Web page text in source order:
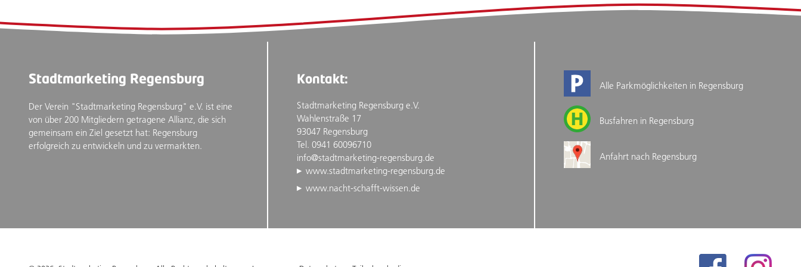
Stadtmarketing Regensburg
Der Verein "Stadtmarketing Regensburg" e.V. ist eine
von über 200 Mitgliedern getragene Allianz, die sich
gemeinsam ein Ziel gesetzt hat: Regensburg
erfolgreich zu entwickeln und zu vermarkten.
Kontakt:
Stadtmarketing Regensburg e.V.
Wahlenstraße 17
93047 Regensburg
Tel. 0941 60096710
info@stadtmarketing-regensburg.de
www.stadtmarketing-regensburg.de
www.nacht-schafft-wissen.de
Alle Parkmöglichkeiten in Regensburg
Busfahren in Regensburg
Anfahrt nach Regensburg